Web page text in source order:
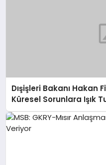
Dışişleri Bakanı Hakan
Küresel Sorunlara Işık